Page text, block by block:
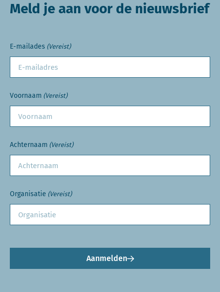
Meld je aan voor de nieuwsbrief
E-mailades (Vereist)
Voornaam (Vereist)
Achternaam (Vereist)
Organisatie (Vereist)
Aanmelden